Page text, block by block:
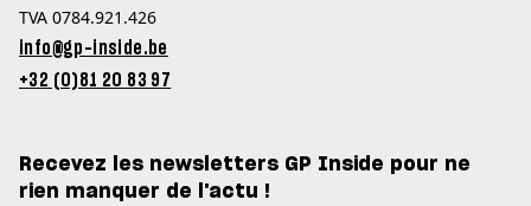
TVA 0784.921.426
info@gp-inside.be
+32 (0)81 20 83 97
Recevez les newsletters GP Inside pour ne
rien manquer de l'actu !